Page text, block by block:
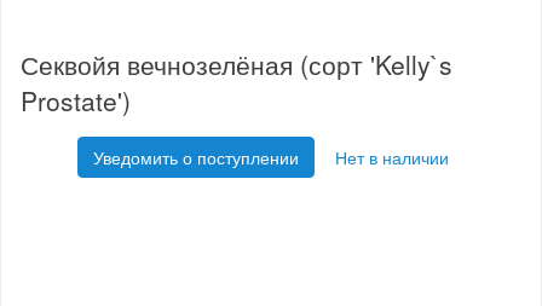
Секвойя вечнозелёная (сорт 'Kelly`s
Prostate')
Уведомить о поступлении Нет в наличии